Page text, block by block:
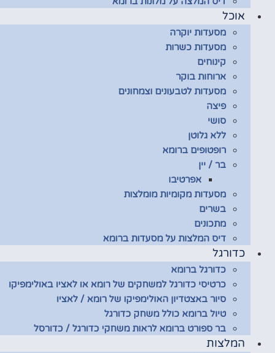
אוכל
מסעדות יוקרה
מסעדות כשרות
קינוחים
ארוחות בוקר
מסעדות לטבעונים וצמחונים
פיצה
סושי
ללא גלוטן
רופטופים ברומא
בר / יין
אפרטיבו
מסעדות מקומיות מומלצות
בשרים
מתכונים
דיס המלצות על מסעדות ברומא
כדורגל
כדורגל ברומא
כרטיסי כדורגל למשחקים של רומא או לאציו באולימפיקו
סיור באצטדיון האולימפיקו של רומא / לאציו
טיול ברומא כולל משחק כדורגל
בר ספורט ברומא לראות משחקי כדורגל / כדורסל
המלצות